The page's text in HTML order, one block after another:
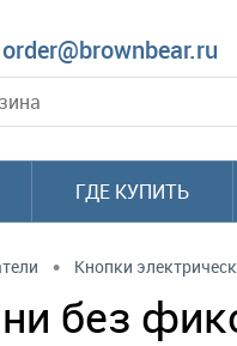
order@brownbear.ru
ГДЕ КУПИТЬ
• Кнопки
без